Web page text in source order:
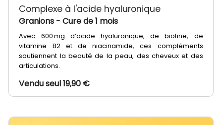
Complexe à l'acide hyaluronique
Granions - Cure de 1 mois
Avec 600 mg d’acide hyaluronique, de biotine, de
vitamine B2 et de niacinamide, ces compléments
soutiennent la beauté de la peau, des cheveux et des
articulations.
Vendu seul 19,90 €